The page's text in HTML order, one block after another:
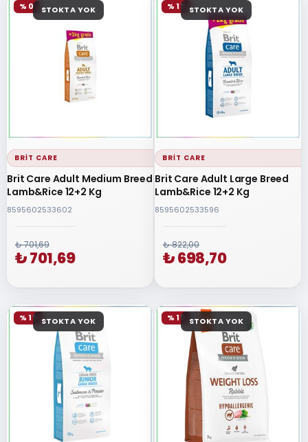
STOKTA YOK
BRIT CARE
Brit Care Adult Medium Breed
Lamb&Rice 12+2 Kg
8595602533602
% 0
₺ 701,69
₺ 701,69
STOKTA YOK
BRIT CARE
Brit Care Adult Large Breed
Lamb&Rice 12+2 Kg
8595602533596
% 15
₺ 822,00
₺ 698,70
STOKTA YOK
% 15 STOKTA YOK
% 15